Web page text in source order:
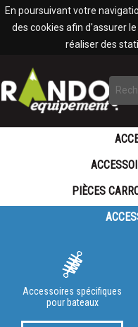
En poursuivant votre
des cookies afin d'assurer
réaliser des
PIÈCES
Accessoires spécifiques
pour bateaux
Panneau de gestion des